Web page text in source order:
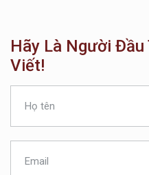
Hãy Là Người Đầu
Viết!